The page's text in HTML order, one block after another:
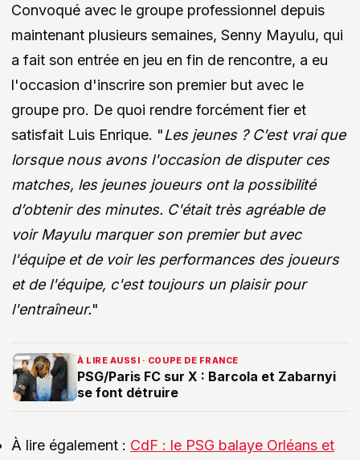
Convoqué avec le groupe professionnel depuis
maintenant plusieurs semaines, Senny Mayulu, qui
a fait son entrée en jeu en fin de rencontre, a eu
l'occasion d'inscrire son premier but avec le
groupe pro. De quoi rendre forcément fier et
satisfait Luis Enrique. "Les jeunes ? C’est vrai que
lorsque nous avons l'occasion de disputer ces
matches, les jeunes joueurs ont la possibilité
d’obtenir des minutes. C'était très agréable de
voir Mayulu marquer son premier but avec
l'équipe et de voir les performances des joueurs
et de l'équipe, c'est toujours un plaisir pour
l'entraîneur."
À LIRE AUSSI · COUPE DE FRANCE
PSG/Paris FC sur X : Barcola et Zabarnyi
se font détruire
À lire également : CdF : le PSG balaye Orléans et